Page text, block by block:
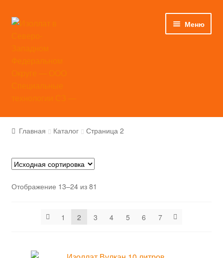
Перейти
Перейти
Меню
Главная
Применение
Сертификаты
Доставка
Главная Каталог Страница 2
Отображение 13–24 из 81
1 2 3 4 5 6 7